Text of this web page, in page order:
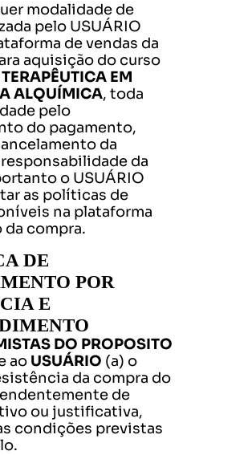
modalidade de
pelo USUÁRIO
de vendas da
aquisição do curso
EM
ALQUÍMICA, toda
pelo
do pagamento,
da
da
o USUÁRIO
as políticas de
na plataforma
compra.
DE
POR
E
DO PROPOSITO
ao USUÁRIO (a) o
da compra do
de
ou justificativa,
condições previstas